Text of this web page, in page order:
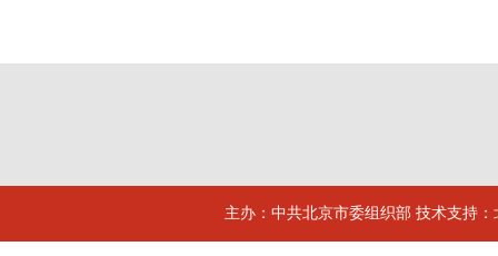
主办：中共北京市委组织部 技术支持